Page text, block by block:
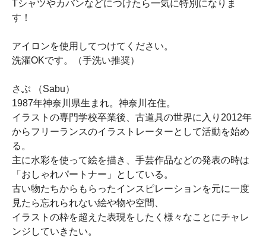
Tシャツやカバンなどにつけたら一気に特別になりま
す！
アイロンを使用してつけてください。
洗濯OKです。（手洗い推奨）
さぶ （Sabu）
1987年神奈川県生まれ。神奈川在住。
イラストの専門学校卒業後、古道具の世界に入り2012年
からフリーランスのイラストレーターとして活動を始め
る。
主に水彩を使って絵を描き、手芸作品などの発表の時は
「おしゃれパートナー」としている。
古い物たちからもらったインスピレーションを元に一度
見たら忘れられない絵や物や空間、
イラストの枠を超えた表現をしたく様々なことにチャレ
ンジしていきたい。